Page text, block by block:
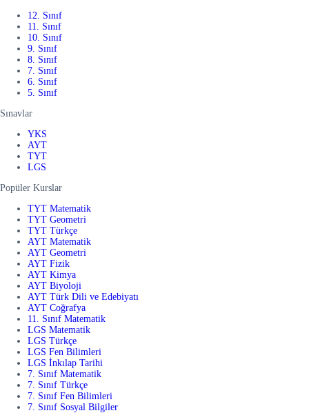
12. Sınıf
11. Sınıf
10. Sınıf
9. Sınıf
8. Sınıf
7. Sınıf
6. Sınıf
5. Sınıf
Sınavlar
YKS
AYT
TYT
LGS
Popüler Kurslar
TYT Matematik
TYT Geometri
TYT Türkçe
AYT Matematik
AYT Geometri
AYT Fizik
AYT Kimya
AYT Biyoloji
AYT Türk Dili ve Edebiyatı
AYT Coğrafya
11. Sınıf Matematik
LGS Matematik
LGS Türkçe
LGS Fen Bilimleri
LGS İnkılap Tarihi
7. Sınıf Matematik
7. Sınıf Türkçe
7. Sınıf Fen Bilimleri
7. Sınıf Sosyal Bilgiler